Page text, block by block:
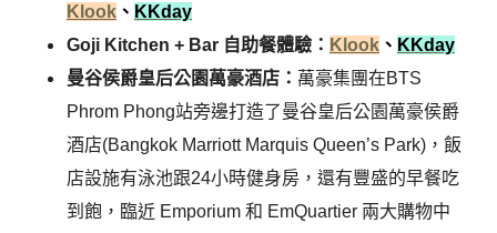
Klook 、 KKday
Goji Kitchen + Bar 自助餐體驗： Klook 、 KKday
曼谷侯爵皇后公園萬豪酒店： 萬豪集團在BTS
Phrom Phong站旁邊打造了曼谷皇后公園萬豪侯爵
酒店(Bangkok Marriott Marquis Queen’s Park)，飯
店設施有泳池跟24小時健身房，還有豐盛的早餐吃
到飽，臨近 Emporium 和 EmQuartier 兩大購物中